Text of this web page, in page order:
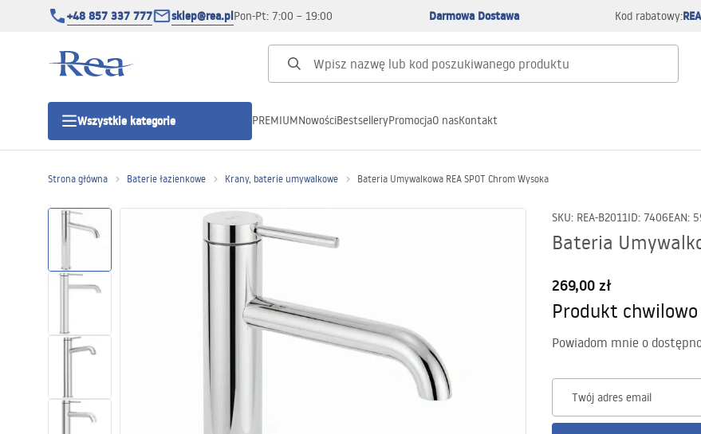
+48 857 337 777 sklep@rea.plPon-Pt: 7:00 – 19:00 Darmowa Dostawa Kod rabatowy:
Wszystkie kategorie
Kategorie produktowe
Kabiny prysznicowe
Odpływy liniowe
Toalety, ubikacje
PREMIUMNowościBestselleryPromocjaO nasKontakt
Strona główna Baterie łazienkowe Krany, baterie umywalkowe Bateria Umywalkowa REA SPOT Chrom Wysoka
SKU: REA-B2011ID: 7406EAN:
Bateria
269,00 zł
Produkt
Powiadom mnie o
Twój adres email